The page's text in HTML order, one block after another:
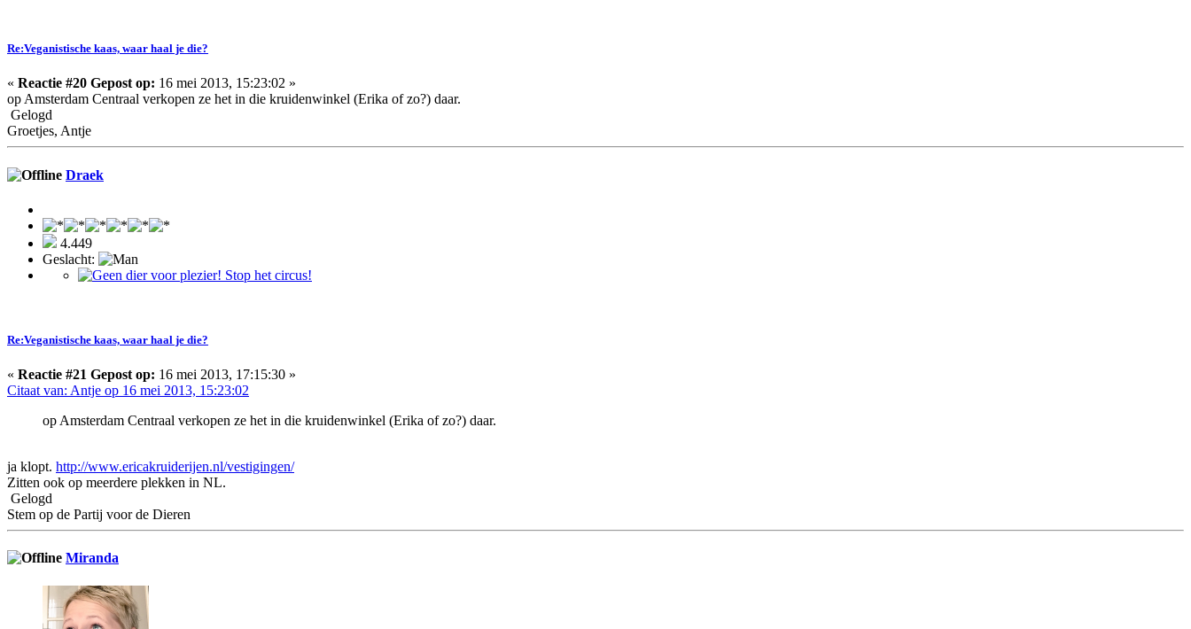
Re:Veganistische kaas, waar haal je die?
« Reactie #20 Gepost op: 16 mei 2013, 15:23:02 »
op Amsterdam Centraal verkopen ze het in die kruidenwinkel (Erika of zo?) daar.
Gelogd
Groetjes, Antje
Draek
4.449
Geslacht:
Re:Veganistische kaas, waar haal je die?
« Reactie #21 Gepost op: 16 mei 2013, 17:15:30 »
Citaat van: Antje op 16 mei 2013, 15:23:02
op Amsterdam Centraal verkopen ze het in die kruidenwinkel (Erika of zo?) daar.
ja klopt. http://www.ericakruiderijen.nl/vestigingen/
Zitten ook op meerdere plekken in NL.
Gelogd
Stem op de Partij voor de Dieren
Miranda